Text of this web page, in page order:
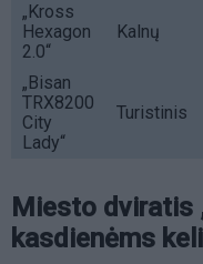
„Kross
Hexagon
2.0“
Kalnų
„Bisan
TRX8200
City
Lady“
Turistinis
Miesto dviratis
kasdienėms